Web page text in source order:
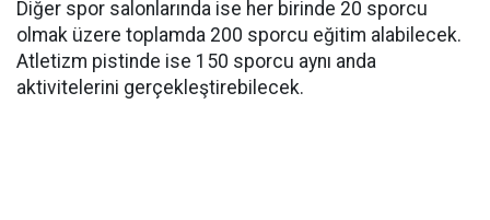
Diğer spor salonlarında ise her birinde 20 sporcu
olmak üzere toplamda 200 sporcu eğitim alabilecek.
Atletizm pistinde ise 150 sporcu aynı anda
aktivitelerini gerçekleştirebilecek.